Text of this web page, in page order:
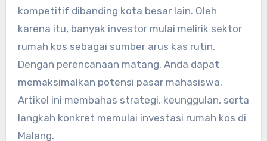
kompetitif dibanding kota besar lain. Oleh
karena itu, banyak investor mulai melirik sektor
rumah kos sebagai sumber arus kas rutin.
Dengan perencanaan matang, Anda dapat
memaksimalkan potensi pasar mahasiswa.
Artikel ini membahas strategi, keunggulan, serta
langkah konkret memulai investasi rumah kos di
Malang.